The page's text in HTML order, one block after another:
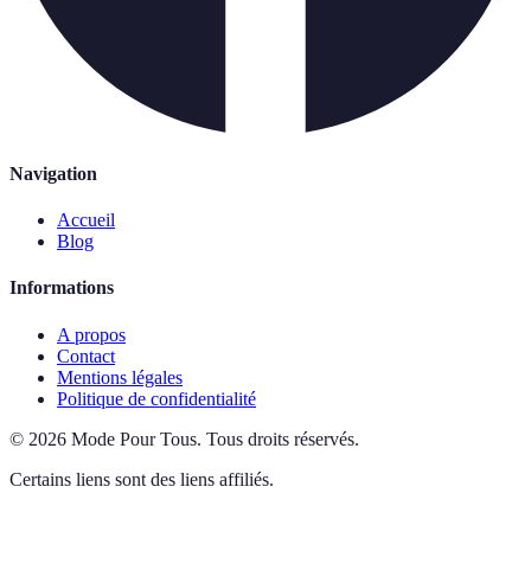
Navigation
Accueil
Blog
Informations
A propos
Contact
Mentions légales
Politique de confidentialité
© 2026 Mode Pour Tous. Tous droits réservés.
Certains liens sont des liens affiliés.